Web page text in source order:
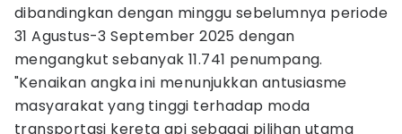
dibandingkan dengan minggu sebelumnya periode
31 Agustus-3 September 2025 dengan
mengangkut sebanyak 11.741 penumpang.
"Kenaikan angka ini menunjukkan antusiasme
masyarakat yang tinggi terhadap moda
transportasi kereta api sebagai pilihan utama